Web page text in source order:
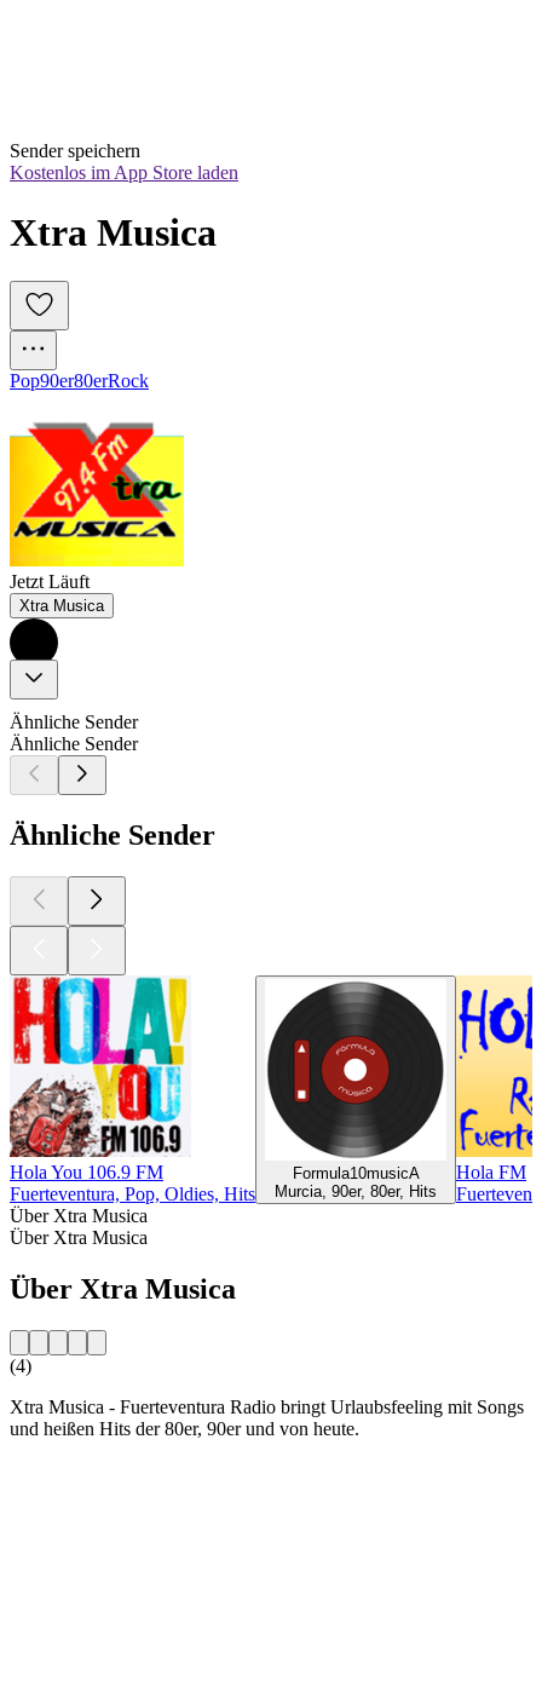
Sender speichern
Kostenlos im App Store laden
Xtra Musica
Pop90er80erRock
Jetzt Läuft
Xtra Musica
Ähnliche Sender
Ähnliche Sender
Ähnliche Sender
Hola You 106.9 FM
Fuerteventura, Pop, Oldies, Hits
Formula10musicA
Murcia, 90er, 80er, Hits
Hola FM
Über Xtra Musica
Über Xtra Musica
Über Xtra Musica
(4)
Xtra Musica - Fuerteventura Radio bringt Urlaubsfeeling mit Songs
und heißen Hits der 80er, 90er und von heute.